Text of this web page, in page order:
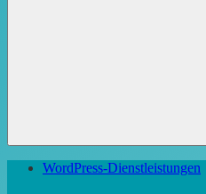
WordPress-Dienstleistungen